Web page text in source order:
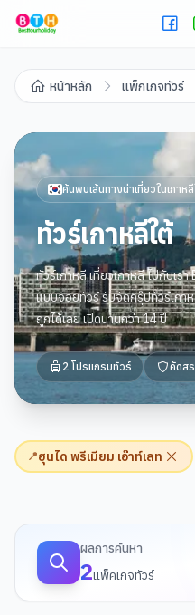
หน้าหลัก แพ็กเกจทัวร์
ค้นพบเส้นทางน่าเที่ยวในเกาห
ทัวร์เกาหลีใต้
ทัวร์เกาหลี เที่ยวเกาหลี ไปกับเ
แบบจอยทัวร์ รับจัดกรุ๊ปทัวร์เกาห
ถูกได้เลย เปิดนานกว่า 14 ปี
2 โปรแกรมทัวร์ คัดส
📍ฮุนได พรีเมียม เอ๊าท์เลท
ผลการค้นหา
2แพ็คเกจทัวร์